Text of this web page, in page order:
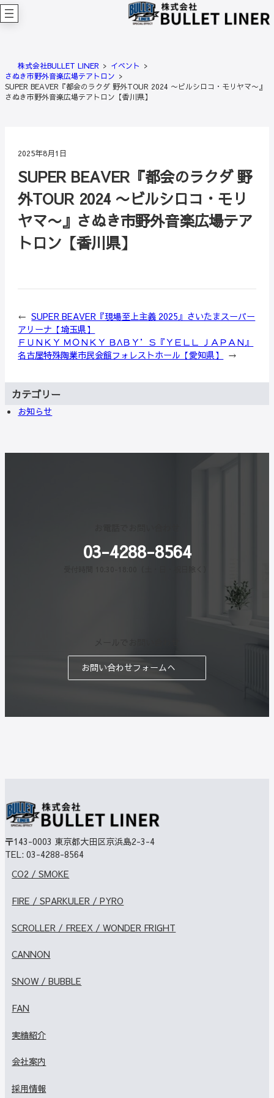
内
容
ッ
プ
株式会社BULLET LINER
イベント
さぬき市野外音楽広場テアトロン
SUPER BEAVER『都会のラクダ 野外TOUR 2024 〜ビルシロコ・モリヤマ〜』
さぬき市野外音楽広場テアトロン【香川県】
2025年8月1日
SUPER BEAVER『都会のラクダ 野
外TOUR 2024 〜ビルシロコ・モリ
ヤマ〜』さぬき市野外音楽広場テア
トロン【香川県】
← SUPER BEAVER『現場至上主義 2025』さいたまスーパー
アリーナ【埼玉県】
ＦＵＮＫＹ ＭＯＮＫＹ ＢΛＢＹ’Ｓ『ＹＥＬＬ ＪＡＰＡＮ』
名古屋特殊陶業市民会館フォレストホール【愛知県】
→
カテゴリー
お知らせ
03-4288-8564
受付時間 10:30-18:00（土・日・祝日除く）
お問い合わせフォームへ
〒143-0003 東京都大田区京浜島2-3-4
TEL: 03-4288-8564
CO2 / SMOKE
FIRE / SPARKULER / PYRO
SCROLLER / FREEX / WONDER FRIGHT
CANNON
SNOW / BUBBLE
FAN
実績紹介
会社案内
採用情報